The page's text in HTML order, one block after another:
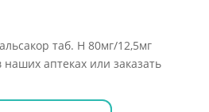
таб. H 80мг/12,5мг
аптеках или заказать